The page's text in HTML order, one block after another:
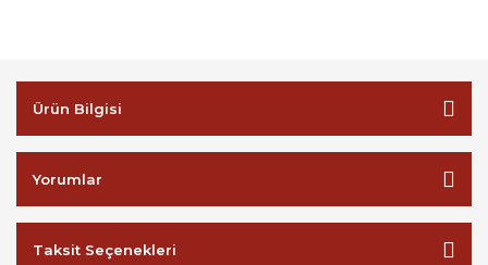
Ürün Bilgisi
Yorumlar
Taksit Seçenekleri